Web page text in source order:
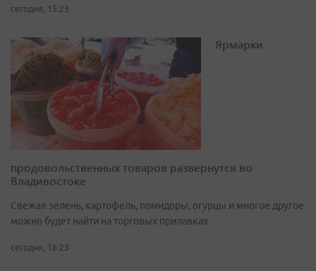
сегодня, 15:23
Ярмарки
продовольственных товаров развернутся во
Владивостоке
Свежая зелень, картофель, помидоры, огурцы и многое другое
можно будет найти на торговых прилавках
сегодня, 16:23